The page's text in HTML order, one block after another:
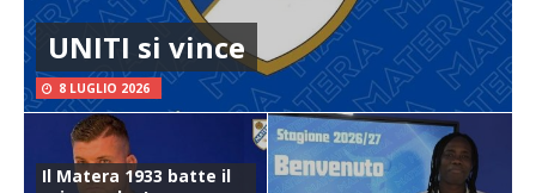
UNITI si vince
8 LUGLIO 2026
Il Matera 1933 batte il